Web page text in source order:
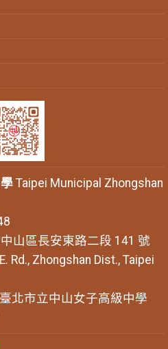
Taipei Municipal Zhongshan
山區長安東路二段 141 號
Rd., Zhongshan Dist., Taipei
臺北市立中山女子高級中學